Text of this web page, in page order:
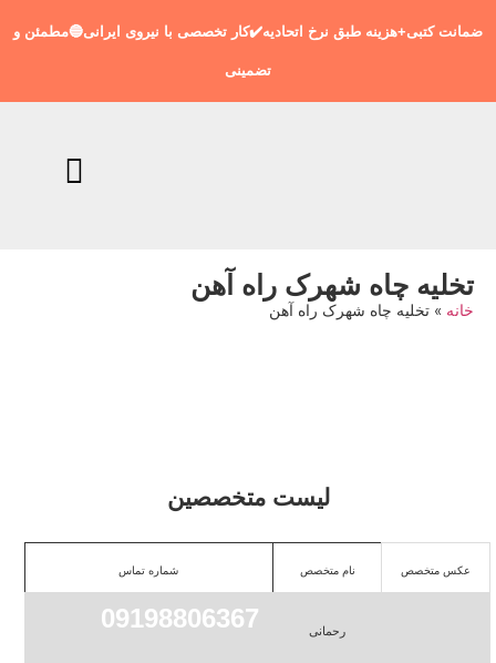
ضمانت کتبی+هزینه طبق نرخ اتحادیه✔️کار تخصصی با نیروی ایرانی🔵مطمئن و
تضمینی
تخلیه چاه شهرک راه آهن
خانه » تخلیه چاه شهرک راه آهن
لیست متخصصین
عکس متخصص نام متخصص شماره تماس
رحمانی 09198806367